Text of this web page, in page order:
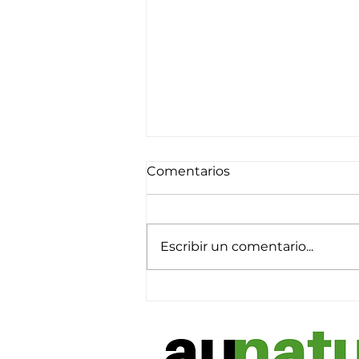
Comentarios
Escribir un comentario...